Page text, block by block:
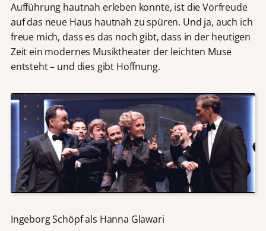
Aufführung hautnah erleben konnte, ist die Vorfreude
auf das neue Haus hautnah zu spüren. Und ja, auch ich
freue mich, dass es das noch gibt, dass in der heutigen
Zeit ein modernes Musiktheater der leichten Muse
entsteht – und dies gibt Hoffnung.
Ingeborg Schöpf als Hanna Glawari